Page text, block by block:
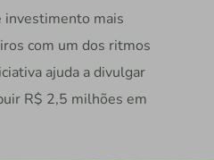
investimento mais
com um dos ritmos
ajuda a divulgar
R$ 2,5 milhões em